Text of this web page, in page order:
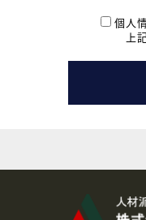
本登録に関するご連
たします。
( 3 ) スタッフ派遣を検
お問い合わせの内容
なお、ご連絡手段は、
資料送付、受講相談
その他、お問い合わ
個人
上